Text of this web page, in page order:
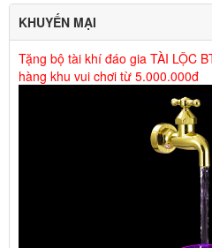
KHUYẾN MẠI
Tặng bộ tài khí đáo gia TÀI LỘC
hàng khu vui chơi từ 5.000.000đ